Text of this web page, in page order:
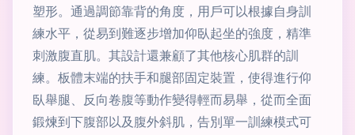
塑形。通過調節靠背的角度，用戶可以根據自身訓
練水平，從易到難逐步增加仰臥起坐的強度，精準
刺激腹直肌。其設計還兼顧了其他核心肌群的訓
練。板體末端的扶手和腿部固定裝置，使得進行仰
臥舉腿、反向卷腹等動作變得輕而易舉，從而全面
鍛煉到下腹部以及腹外斜肌，告別單一訓練模式可